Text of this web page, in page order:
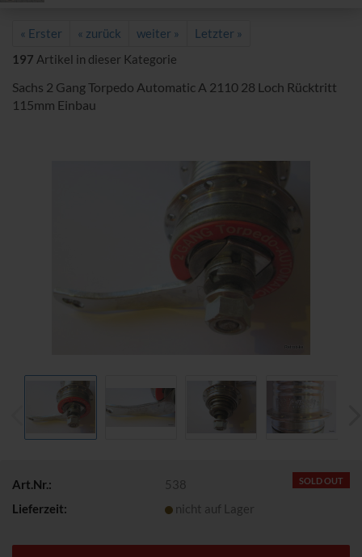
« Erster « zurück weiter »
Letzter »
197 Artikel in dieser Kategorie
Sachs 2 Gang Torpedo Automatic A 2110 28 Loch Rücktritt
115mm Einbau
SOLD OUT
Art.Nr.:
538
Lieferzeit:
nicht auf Lager